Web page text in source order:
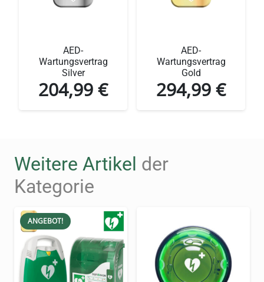
Leichtgewichtige Konstruktion (nur 1 kg)
für einfache Installation
Detaillierte
Innenwandkasten
AED-
Wartungsvertrag
Silver
204,99€
AED-
Wartungsvertrag
Gold
294,99€
Weitere Artikel der
Kategorie
ANGEBOT!